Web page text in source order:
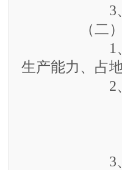
3、厂
（二）土
1、平面布
生产能力、占
2、竖
（1）
（2）
（3）场
3、技术改